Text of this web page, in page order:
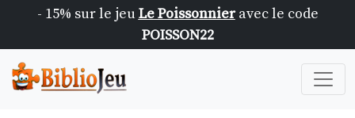
- 15% sur le jeuLe Poissonnieravec le code
POISSON22